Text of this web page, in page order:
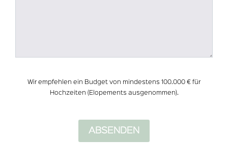
Wir empfehlen ein Budget von mindestens 100.000 € für
Hochzeiten (Elopements ausgenommen).